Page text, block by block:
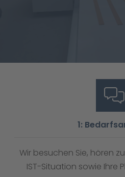
1:
Wir besuchen Sie, hören
IST-Situation sowie Ihre